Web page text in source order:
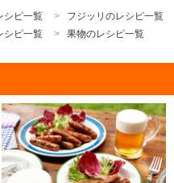
シピ一覧
フジッリのレシピ一覧
シピ一覧 果物のレシピ一覧